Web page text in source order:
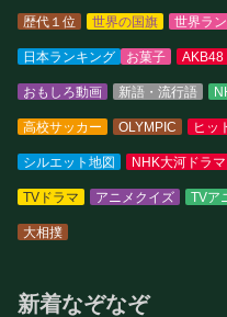
歴代１位 世界の国旗 世界ラ
日本ランキング お菓子 AKB48
おもしろ動画 新語・流行語
高校サッカー OLYMPIC ヒッ
シルエット地図 NHK大河ドラマ
TVドラマ アニメクイズ TVア
大相撲
新着なぞなぞ